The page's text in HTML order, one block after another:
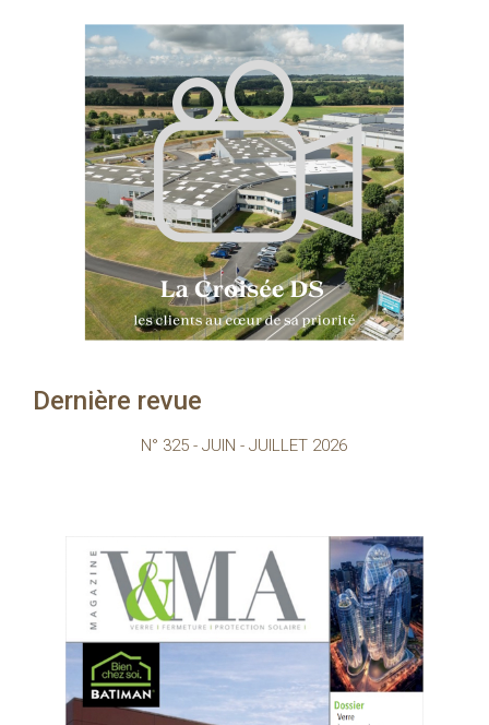
Dernière revue
N° 325 - JUIN - JUILLET 2026